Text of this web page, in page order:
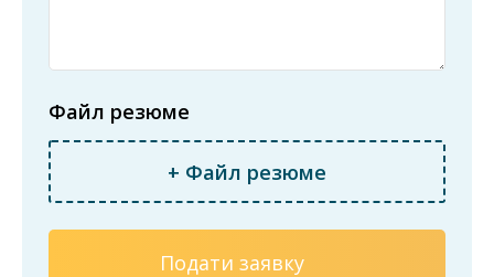
Файл резюме
+ Файл резюме
Подати заявку